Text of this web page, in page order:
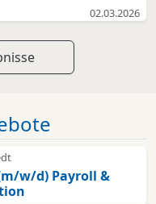
02.03.2026
w/d) Payroll &